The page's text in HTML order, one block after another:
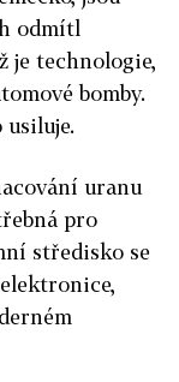
odmítl
je technologie,
bomby.
usiluje.
uranu
pro
středisko se